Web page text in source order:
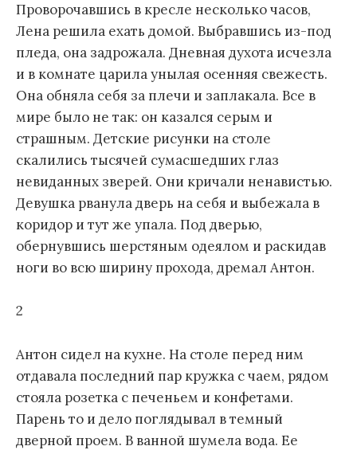
Проворочавшись в кресле несколько часов,
Лена решила ехать домой. Выбравшись из-под
пледа, она задрожала. Дневная духота исчезла
и в комнате царила унылая осенняя свежесть.
Она обняла себя за плечи и заплакала. Все в
мире было не так: он казался серым и
страшным. Детские рисунки на столе
скалились тысячей сумасшедших глаз
невиданных зверей. Они кричали ненавистью.
Девушка рванула дверь на себя и выбежала в
коридор и тут же упала. Под дверью,
обернувшись шерстяным одеялом и раскидав
ноги во всю ширину прохода, дремал Антон.
2
Антон сидел на кухне. На столе перед ним
отдавала последний пар кружка с чаем, рядом
стояла розетка с печеньем и конфетами.
Парень то и дело поглядывал в темный
дверной проем. В ванной шумела вода. Ее